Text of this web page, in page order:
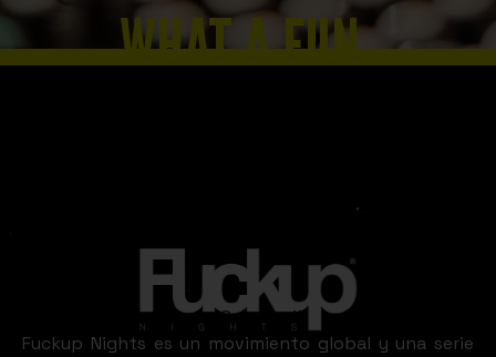
WHAT A FUN
Slide 2 of 8.
Guayaquil
Fuckup Nights es un movimiento global y una serie